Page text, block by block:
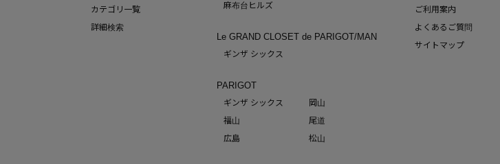
カテゴリ一覧
詳細検索
麻布台ヒルズ
Le GRAND CLOSET de PARIGOT/MAN
ギンザ シックス
PARIGOT
ギンザ シックス
岡山
福山
尾道
広島
松山
ご利用案内
よくあるご質問
サイトマップ